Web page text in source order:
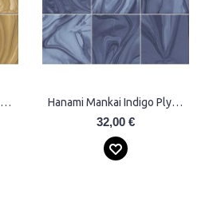
Hanami Mankai Caramelo Plytelės Hanami Mankai Indigo Plytelės
32,00 €